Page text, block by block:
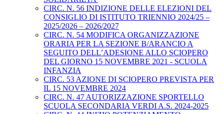
CIRC. N. 56 INDIZIONE DELLE ELEZIONI DEL
CONSIGLIO DI ISTITUTO TRIENNIO 2024/25 –
2025/2026 – 2026/2027
CIRC. N. 54 MODIFICA ORGANIZZAZIONE
ORARIA PER LA SEZIONE B/ARANCIO A
SEGUITO DELL’ADESIONE ALLO SCIOPERO
DEL GIORNO 15 NOVEMBRE 2021 - SCUOLA
INFANZIA
CIRC. 53 AZIONE DI SCIOPERO PREVISTA PER
IL 15 NOVEMBRE 2024
CIRC. N. 47 AUTORIZZAZIONE SPORTELLO
SCUOLA SECONDARIA VERDI A.S. 2024-2025